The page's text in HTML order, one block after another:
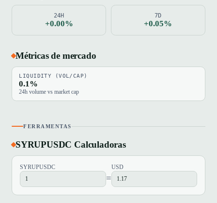
24H
+0.00%
7D
+0.05%
Métricas de mercado
LIQUIDITY (VOL/CAP)
0.1%
24h volume vs market cap
FERRAMENTAS
SYRUPUSDC Calculadoras
SYRUPUSDC
=
USD